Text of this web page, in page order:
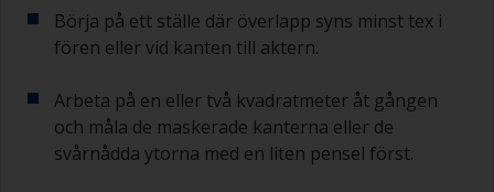
behöver slipa bort, använd 120–220 korn. Börja
med 220 papper och om det sätts igen kan du
använda 120 papper. Om du använder grövre
produkten och/eller slipa ner till underlaget.
Börja på ett ställe där överlapp syns minst tex i
fören eller vid kanten till aktern.
Arbeta på en eller två kvadratmeter åt gången
och måla de maskerade kanterna eller de
svårnådda ytorna med en liten pensel först.